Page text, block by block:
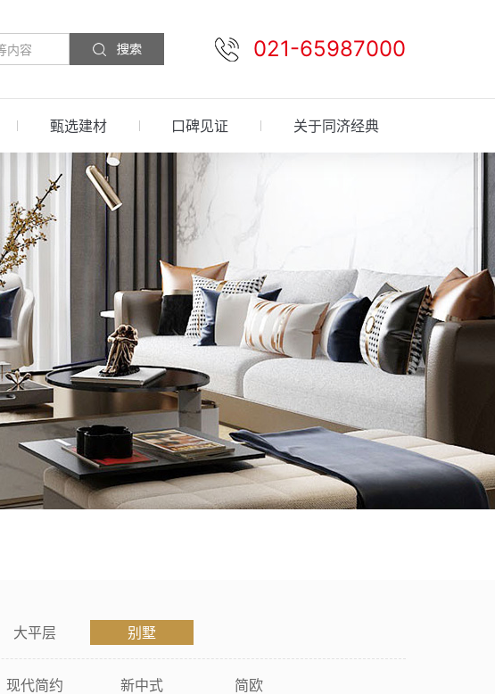
021-65987000
甄选建材 口碑见证 关于同济经典
大平层 别墅
现代简约 新中式
简欧
免费报价